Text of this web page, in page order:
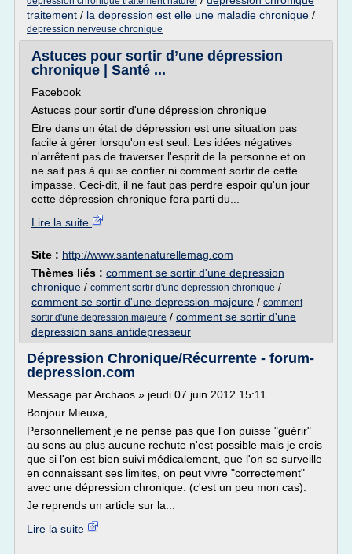
traitement / la depression est elle une maladie chronique /
depression nerveuse chronique
Astuces pour sortir d’une dépression
chronique | Santé ...
Facebook
Astuces pour sortir d'une dépression chronique
Etre dans un état de dépression est une situation pas
facile à gérer lorsqu'on est seul. Les idées négatives
n'arrêtent pas de traverser l'esprit de la personne et on
ne sait pas à qui se confier ni comment sortir de cette
impasse. Ceci-dit, il ne faut pas perdre espoir qu'un jour
cette dépression chronique fera parti du...
Lire la suite
Site : http://www.santenaturellemag.com
Thèmes liés : comment se sortir d'une depression
chronique / comment sortir d'une depression chronique /
comment se sortir d'une depression majeure / comment
sortir d'une depression majeure / comment se sortir d'une
depression sans antidepresseur
Dépression Chronique/Récurrente - forum-
depression.com
Message par Archaos » jeudi 07 juin 2012 15:11
Bonjour Mieuxa,
Personnellement je ne pense pas que l'on puisse "guérir"
au sens au plus aucune rechute n'est possible mais je crois
que si l'on est bien suivi médicalement, que l'on se surveille
en connaissant ses limites, on peut vivre "correctement"
avec une dépression chronique. (c'est un peu mon cas).
Je reprends un article sur la...
Lire la suite